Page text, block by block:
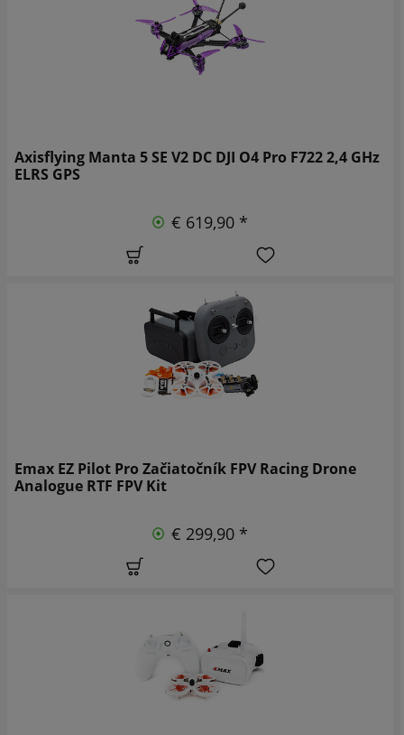
Axisflying Manta 5 SE V2 DC DJI O4 Pro F722 2,4 GHz
ELRS GPS
€ 619,90 *
Emax EZ Pilot Pro Začiatočník FPV Racing Drone
Analogue RTF FPV Kit
€ 299,90 *